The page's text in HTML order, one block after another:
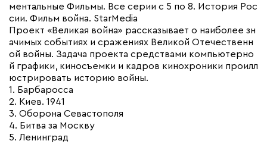
ментальные Фильмы. Все серии с 5 по 8. История Рос
сии. Фильм война. StarMedia
Проект «Великая война» рассказывает о наиболее зн
ачимых событиях и сражениях Великой Отечественн
ой войны. Задача проекта средствами компьютерно
й графики, киносъемки и кадров кинохроники проилл
юстрировать историю войны.
1. Барбаросса
2. Киев. 1941
3. Оборона Севастополя
4. Битва за Москву
5. Ленинград